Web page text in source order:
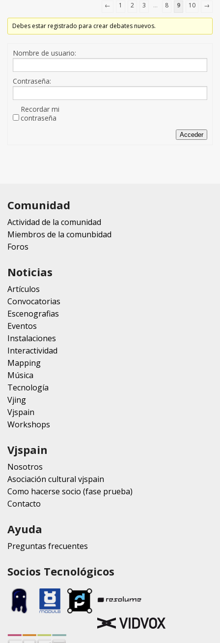
← 1 2 3 … 8 9 10 →
Debes estar registrado para crear debates nuevos.
Nombre de usuario:
Contraseña:
Recordar mi
contraseña
Acceder
Comunidad
Actividad de la comunidad
Miembros de la comunbidad
Foros
Noticias
Artículos
Convocatorias
Escenografias
Eventos
Instalaciones
Interactividad
Mapping
Música
Tecnología
Vjing
Vjspain
Workshops
Vjspain
Nosotros
Asociación cultural vjspain
Como hacerse socio (fase prueba)
Contacto
Ayuda
Preguntas frecuentes
Socios Tecnológicos